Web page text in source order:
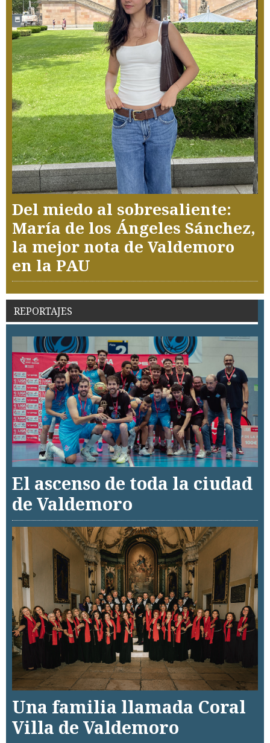
Del miedo al sobresaliente:
María de los Ángeles Sánchez,
la mejor nota de Valdemoro
en la PAU
REPORTAJES
El ascenso de toda la ciudad
de Valdemoro
Una familia llamada Coral
Villa de Valdemoro